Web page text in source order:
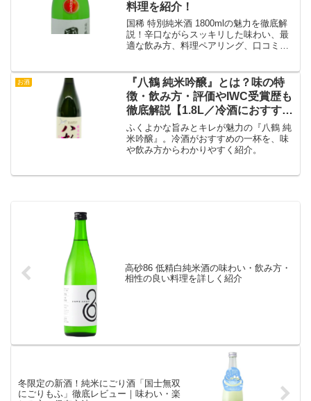
料理を紹介！
国稀 特別純米酒 1800mlの魅力を徹底解
説！辛口ながらスッキリした味わい、最
適な飲み方、料理ペアリング、口コミ、
お酒
『八鶴 純米吟醸』とは？味の特
徴・飲み方・評価やIWC受賞歴も
徹底解説【1.8L／冷酒におすす
め】
ふくよかな旨みとキレが魅力の『八鶴 純
米吟醸』。冷酒がおすすめの一杯を、味
や飲み方からわかりやすく紹介。
高砂86 低精白純米酒の味わい・飲み方・
相性の良い料理を詳しく紹介
冬限定の新酒！純米にごり酒「国士無双
にごりもふ」徹底レビュー｜味わい・楽